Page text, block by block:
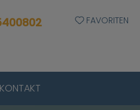
FAVORITEN
KONTAKT